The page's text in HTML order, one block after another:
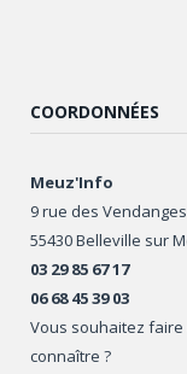
COORDONNÉES
Meuz'Info
9 rue des Vendanges
55430 Belleville sur
03 29 85 67 17
06 68 45 39 03
Vous souhaitez
connaître ?